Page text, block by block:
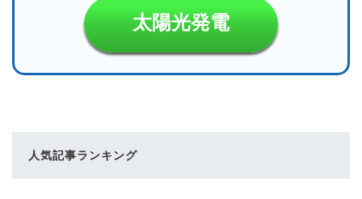
太陽光発電
人気記事ランキング